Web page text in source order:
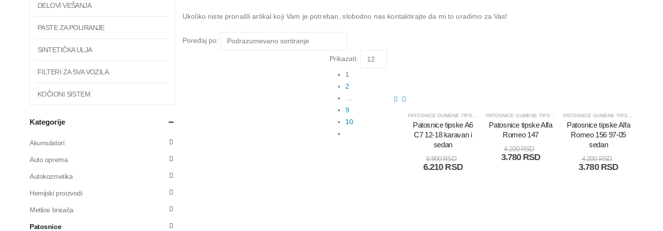
Ukoliko niste pronašli artikal koji Vam je potreban, slobodno nas kontaktirajte da mi to uradimo za Vas!
Poređaj po:
Prikazati:
1
2
…
9
10
Patosnice tipske A6
C7 12-18 karavan i
sedan
6.900RSD
6.210 RSD
Patosnice tipske Alfa
Romeo 147
4.200RSD
3.780 RSD
Patosnice tipske Alfa
Romeo 156 97-05
sedan
4.200RSD
3.780 RSD
DELOVI VEŠANJA
PASTE ZA POLIRANJE
SINTETIČKA ULJA
FILTERI ZA SVA VOZILA
KOČIONI SISTEM
Kategorije
Akumulatori
Auto oprema
Autokozmetika
Hemijski proizvodi
Metlice brisača
Patosnice